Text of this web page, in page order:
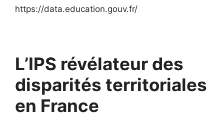
https://data.education.gouv.fr/
L’IPS révélateur des
disparités territoriales
en France